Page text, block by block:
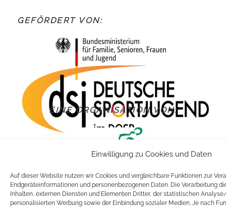
Einwilligung zu Cookies und Daten
Auf dieser Website nutzen wir Cookies und vergleichbare Funktionen zur
Endgeräteinformationen und personenbezogenen Daten. Die Verarbeitung
Inhalten, externen Diensten und Elementen Dritter, der statistischen
personalisierten Werbung sowie der Einbindung sozialer Medien. Je nach
GEFÖRDERT VON:
EINE ORGANISATION VON:
DTTJ
NEWSLETTER